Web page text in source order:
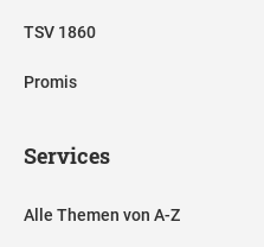
TSV 1860
Promis
Services
Alle Themen von A-Z